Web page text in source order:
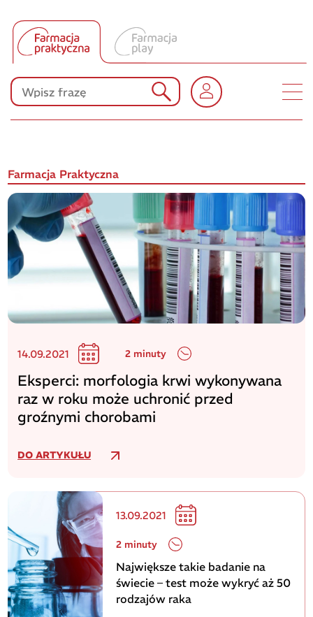
Produkty Polpharmy
KONKURSY
Farmacja Praktyczna
14.09.2021 2 minuty
Eksperci: morfologia krwi wykonywana
raz w roku może uchronić przed
groźnymi chorobami
DO ARTYKUŁU
13.09.2021
2 minuty
Największe takie badanie na
świecie – test może wykryć aż 50
rodzajów raka